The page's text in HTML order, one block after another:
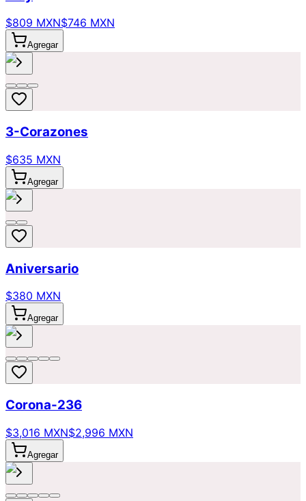
$809 MXN$746 MXN
Agregar
3-Corazones
$635 MXN
Agregar
Aniversario
$380 MXN
Agregar
Corona-236
$3,016 MXN$2,996 MXN
Agregar